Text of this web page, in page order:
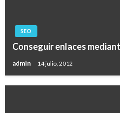
SEO
Conseguir enlaces
admin 14 julio, 2012